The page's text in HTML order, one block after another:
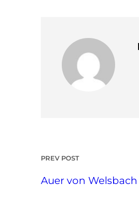
PREV POST
Auer von Welsbach